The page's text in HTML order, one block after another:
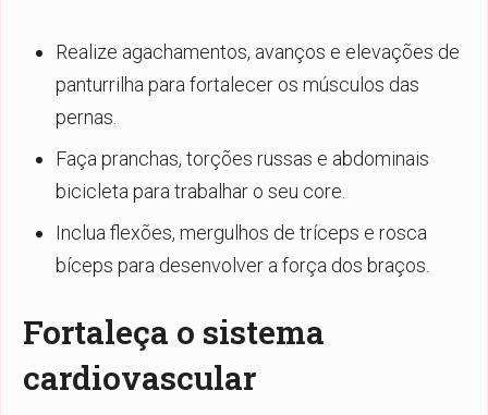
Realize agachamentos, avanços e elevações de
panturrilha para fortalecer os músculos das
pernas.
Faça pranchas, torções russas e abdominais
bicicleta para trabalhar o seu core.
Inclua flexões, mergulhos de tríceps e rosca
bíceps para desenvolver a força dos braços.
Fortaleça o sistema
cardiovascular